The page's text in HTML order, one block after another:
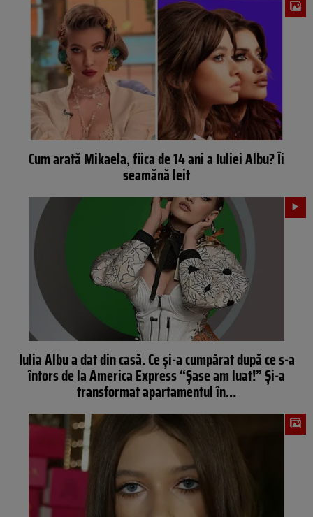
Cum arată Mikaela, fiica de 14 ani a Iuliei Albu? Îi
seamănă leit
Iulia Albu a dat din casă. Ce și-a cumpărat după ce s-a
întors de la America Express “Șase am luat!” Și-a
transformat apartamentul în…